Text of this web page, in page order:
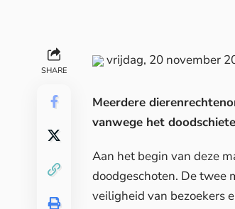
SHARE
vrijdag, 20 november
Meerdere
vanwege het
Aan het begin van deze
doodgeschoten. De twee
veiligheid van bezoekers